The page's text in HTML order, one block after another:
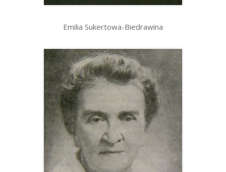
Emilia Sukertowa-Biedrawina